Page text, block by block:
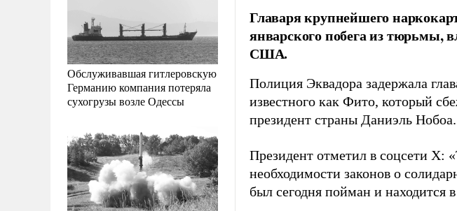
Обслуживавшая гитлеровскую
Германию компания потеряла
сухогрузы возле Одессы
Главаря крупнейшего
январского побега из тюрьмы,
США.
Полиция Эквадора задержала
известного как Фито, который
президент страны Даниэль Нобоа.
Президент отметил в соцсети X:
необходимости законов о
был сегодня пойман и находится